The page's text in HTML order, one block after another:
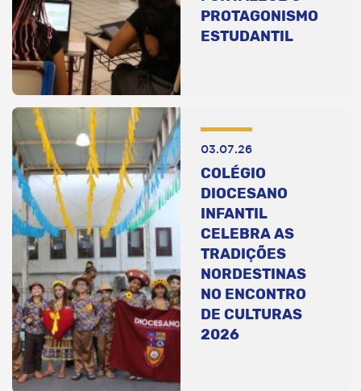
PROTAGONISMO
ESTUDANTIL
03.07.26
COLÉGIO
DIOCESANO
INFANTIL
CELEBRA AS
TRADIÇÕES
NORDESTINAS
NO ENCONTRO
DE CULTURAS
2026